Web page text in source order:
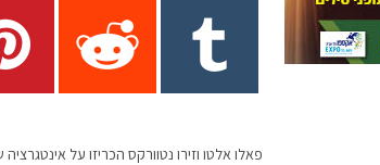
פאלו אלטו וזירו נטוורקס הכריזו על